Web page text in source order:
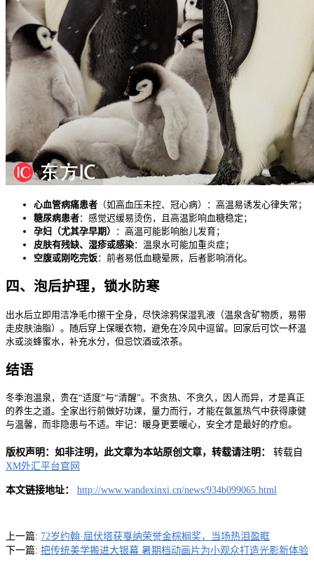
心血管病痛患者 （如高血压未控、冠心病）：高温易诱发心律失常；
糖尿病患者：感觉迟缓易烫伤，且高温影响血糖稳定；
孕妇（尤其孕早期）
：高温可能影响胎儿发育；
皮肤有残缺、湿疹或感染：温泉水可能加重炎症；
空腹或刚吃完饭：前者易低血糖晕厥，后者影响消化。
四、泡后护理，锁水防寒
出水后立即用洁净毛巾擦干全身，尽快涂鸦保湿乳液（温泉含矿物质，易带
走皮肤油脂）。随后穿上保暖衣物，避免在冷风中逗留。回家后可饮一杯温
水或淡蜂蜜水，补充水分，但忌饮酒或浓茶。
结语
冬季泡温泉，贵在“适度”与“清醒”。不贪热、不贪久，因人而异，才是真正
的养生之道。全家出行前做好功课，量力而行，才能在氤氲热气中获得康健
与温馨，而非隐患与不适。牢记：暖身更要暖心，安全才是最好的疗愈。
版权声明：如非注明，此文章为本站原创文章，转载请注明：
转载自
XM外汇平台官网
本文链接地址： http://www.wandexinxi.cn/news/934b099065.html
上一篇: 72岁约翰·屈伏塔获戛纳荣誉金棕榈奖，当场热泪盈眶
下一篇: 把传统美学搬进大银幕 暑期档动画片为小观众打造光影新体验